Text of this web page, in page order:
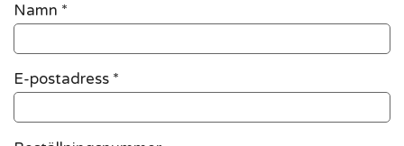
Namn *
E-postadress *